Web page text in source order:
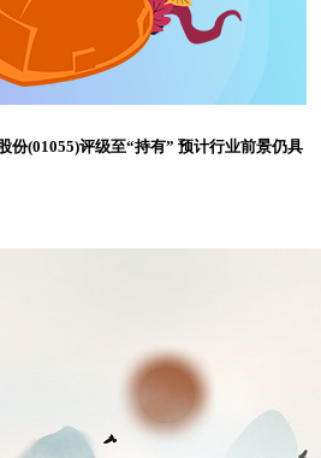
份(01055)评级至“持有” 预计行业前景仍具